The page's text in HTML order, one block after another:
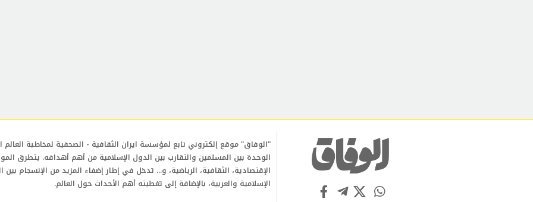
"الوفاق" موقع إلكتروني تابع لمؤسسة ايران الثقافية - الصحفية لمخاطبة العالم
الوحدة بين المسلمين والتقارب بين الدول الإسلامية من أهم أهدافه. يتطرق
الإقتصادية، الثقافية، الرياضية، و... تدخل في إطار إضفاء المزيد من الإنسجام بين
الإسلامية والعربية، بالإضافة إلى تغطيته أهم الأحداث حول العالم.